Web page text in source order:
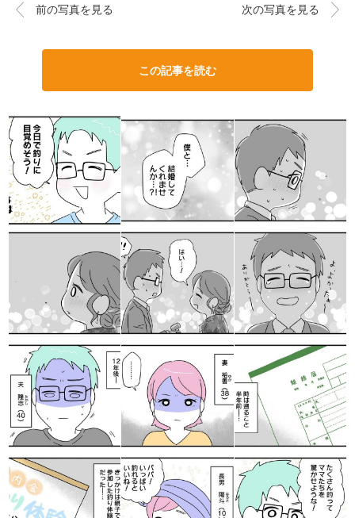
前の写真を見る 次の写真を見る
この記事を読む